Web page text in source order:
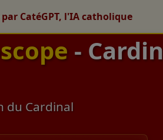
CatéGPT, l'IA catholique
-
du Cardinal